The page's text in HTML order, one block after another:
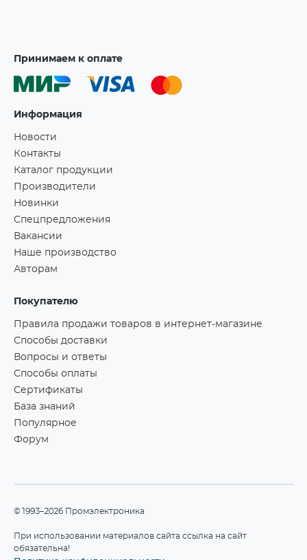
Принимаем к оплате
Информация
Новости
Контакты
Каталог продукции
Производители
Новинки
Спецпредложения
Вакансии
Наше производство
Авторам
Покупателю
Правила продажи товаров в интернет-магазине
Способы доставки
Вопросы и ответы
Способы оплаты
Сертификаты
База знаний
Популярное
Форум
©1993–2026 Промэлектроника
При использовании материалов сайта ссылка на сайт
обязательна!